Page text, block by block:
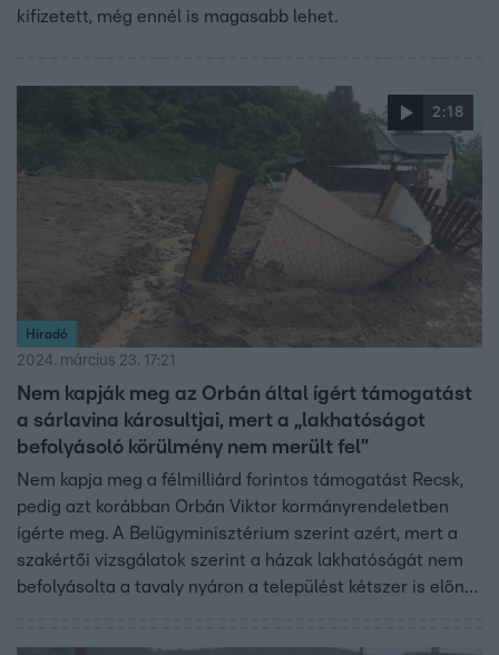
kifizetett, még ennél is magasabb lehet.
2:18
Híradó
2024. március 23. 17:21
Nem kapják meg az Orbán által ígért támogatást
a sárlavina károsultjai, mert a „lakhatóságot
befolyásoló körülmény nem merült fel”
Nem kapja meg a félmilliárd forintos támogatást Recsk,
pedig azt korábban Orbán Viktor kormányrendeletben
ígérte meg. A Belügyminisztérium szerint azért, mert a
szakértői vizsgálatok szerint a házak lakhatóságát nem
befolyásolta a tavaly nyáron a települést kétszer is elöntő